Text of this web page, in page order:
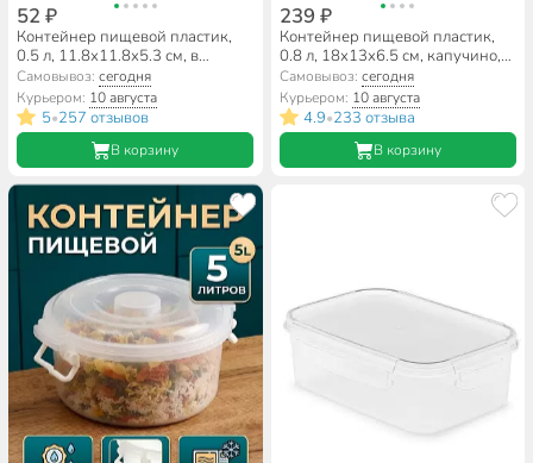
52 ₽
Контейнер пищевой пластик,
0.5 л, 11.8х11.8х5.3 см, в
ассортименте, квадратный,
Стандарт Пластик Групп
Самовывоз:сегодня
Курьером: 10 августа
5•257 отзывов
В корзину
239 ₽
Контейнер пищевой пластик,
0.8 л, 18х13х6.5 см, капучино,
прямоугольный, Idea, Фреш, М
1422
Самовывоз: сегодня
Курьером: 10 августа
4.9•233 отзыва
В корзину